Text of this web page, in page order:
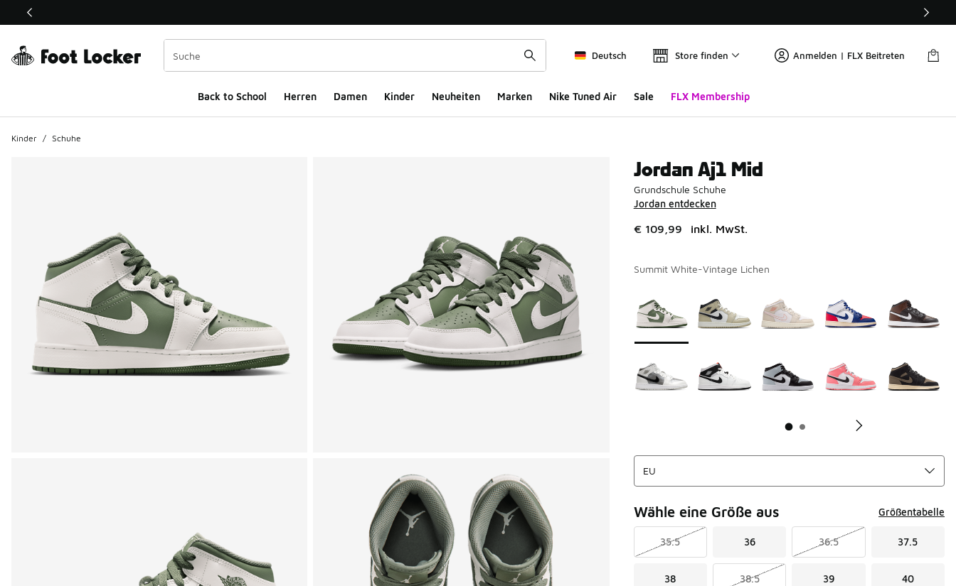
Dieser Link öffnet sich in einem neuen Fenster
Deutsch Store finden Anmelden | FLX Beitreten
Back to School Herren Damen Kinder Neuheiten Marken Nike Tuned Air Sale FLX Membership
Kinder / Schuhe
Jordan Aj1 Mid
Grundschule Schuhe
Jordan entdecken
€ 109,99 inkl. MwSt.
Summit White-Vintage Lichen
Wähle eine Größe aus Größentabelle
35.5 36 36.5 37.5
38 38.5 39 40